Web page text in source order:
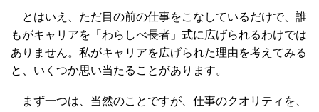
とはいえ、ただ目の前の仕事をこなしているだけで、誰
もがキャリアを「わらしべ長者」式に広げられるわけでは
ありません。私がキャリアを広げられた理由を考えてみる
と、いくつか思い当たることがあります。
まず一つは、当然のことですが、仕事のクオリティを、